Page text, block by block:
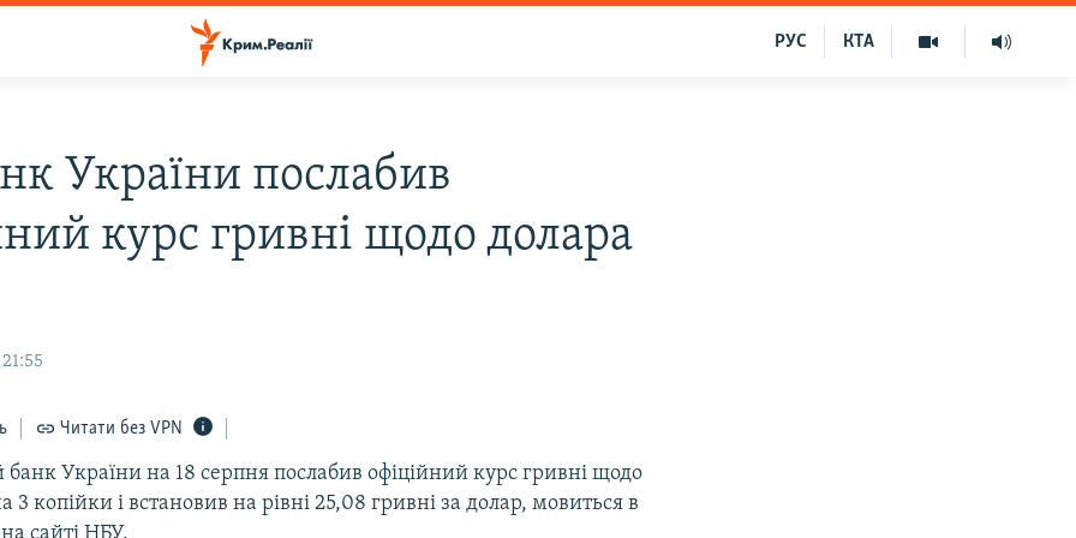
КТА
РУС
України послабив
курс гривні щодо долара
Читати без VPN
України на 18 серпня послабив офіційний курс гривні щодо
копійки і встановив на рівні 25,08 гривні за долар, мовиться в